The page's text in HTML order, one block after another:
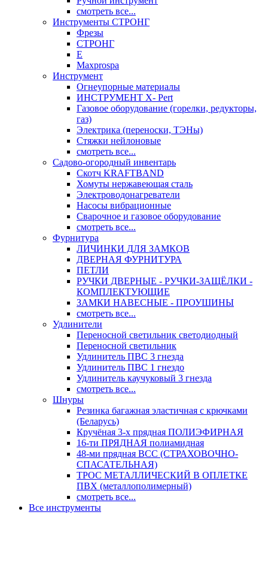
смотреть все...
Инструменты СТРОНГ
Фрезы
СТРОНГ
Е
Maxprospa
Инструмент
Огнеупорные материалы
ИНСТРУМЕНТ X- Pert
Газовое оборудование (горелки, редукторы,
газ)
Электрика (переноски, ТЭНы)
Стяжки нейлоновые
смотреть все...
Садово-огородный инвентарь
Скотч KRAFTBAND
Хомуты нержавеющая сталь
Электроводонагреватели
Насосы вибрационные
Сварочное и газовое оборудование
смотреть все...
Фурнитура
ЛИЧИНКИ ДЛЯ ЗАМКОВ
ДВЕРНАЯ ФУРНИТУРА
ПЕТЛИ
РУЧКИ ДВЕРНЫЕ - РУЧКИ-ЗАЩЁЛКИ -
КОМПЛЕКТУЮЩИЕ
ЗАМКИ НАВЕСНЫЕ - ПРОУШИНЫ
смотреть все...
Удлинители
Переносной светильник светодиодный
Переносной светильник
Удлинитель ПВС 3 гнезда
Удлинитель ПВС 1 гнездо
Удлинитель каучуковый 3 гнезда
смотреть все...
Шнуры
Резинка багажная эластичная с крючками
(Беларусь)
Кручёная 3-х прядная ПОЛИЭФИРНАЯ
16-ти ПРЯДНАЯ полиамидная
48-ми прядная ВСС (СТРАХОВОЧНО-
СПАСАТЕЛЬНАЯ)
ТРОС МЕТАЛЛИЧЕСКИЙ В ОПЛЕТКЕ
ПВХ (металлополимерный)
смотреть все...
Все инструменты